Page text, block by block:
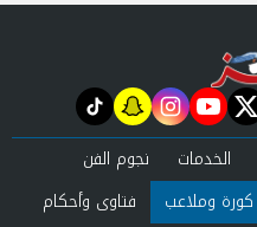
twitter
youtube
instagram
snapchat
tiktok
الخدمات
نجوم الفن
كورة وملاعب
فتاوى وأحكام